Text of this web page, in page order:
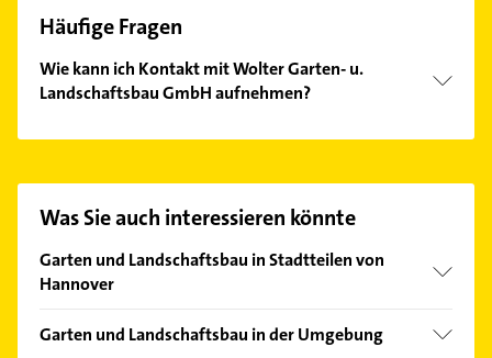
Häufige Fragen
Wie kann ich Kontakt mit Wolter Garten- u.
Landschaftsbau GmbH aufnehmen?
Hier finden Sie alleKontaktdaten
Was Sie auch interessieren könnte
Garten und Landschaftsbau in Stadtteilen von
Hannover
Ahlem
Garten und Landschaftsbau in der Umgebung